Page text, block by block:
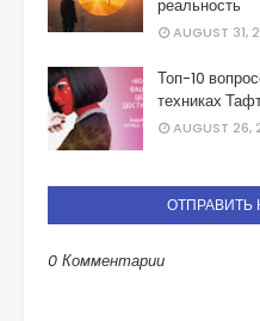
реальность
AUGUST 31,
Топ-10
техниках
AUGUST 26,
ОТПРАВИТЬ
0 Комментарии